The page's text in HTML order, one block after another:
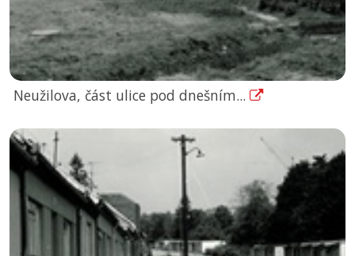
Neužilova, část ulice pod dnešním...